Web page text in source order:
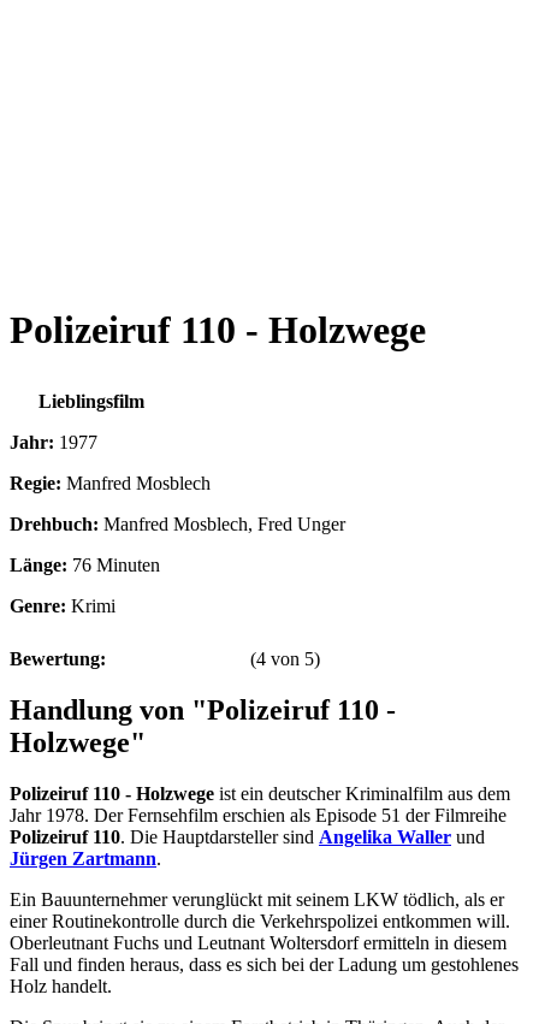
Polizeiruf 110 - Holzwege
Lieblingsfilm
Jahr: 1977
Regie: Manfred Mosblech
Drehbuch: Manfred Mosblech, Fred Unger
Länge: 76 Minuten
Genre: Krimi
Bewertung: (4 von 5)
Handlung von "Polizeiruf 110 -
Holzwege"
Polizeiruf 110 - Holzwege ist ein deutscher Kriminalfilm aus dem
Jahr 1978. Der Fernsehfilm erschien als Episode 51 der Filmreihe
Polizeiruf 110. Die Hauptdarsteller sind Angelika Waller und
Jürgen Zartmann.
Ein Bauunternehmer verunglückt mit seinem LKW tödlich, als er
einer Routinekontrolle durch die Verkehrspolizei entkommen will.
Oberleutnant Fuchs und Leutnant Woltersdorf ermitteln in diesem
Fall und finden heraus, dass es sich bei der Ladung um gestohlenes
Holz handelt.